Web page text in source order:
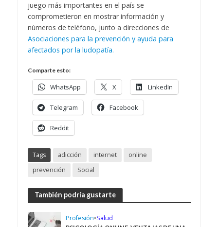
juego más importantes en el país se
comprometieron en mostrar información y
números de teléfono, junto a direcciones de
Asociaciones para la prevención y ayuda para
afectados por la ludopatía.
Comparte esto:
WhatsApp X LinkedIn
Telegram Facebook
Reddit
Tags adicción internet
online
prevención
Social
También podría gustarte
Profesión•Salud